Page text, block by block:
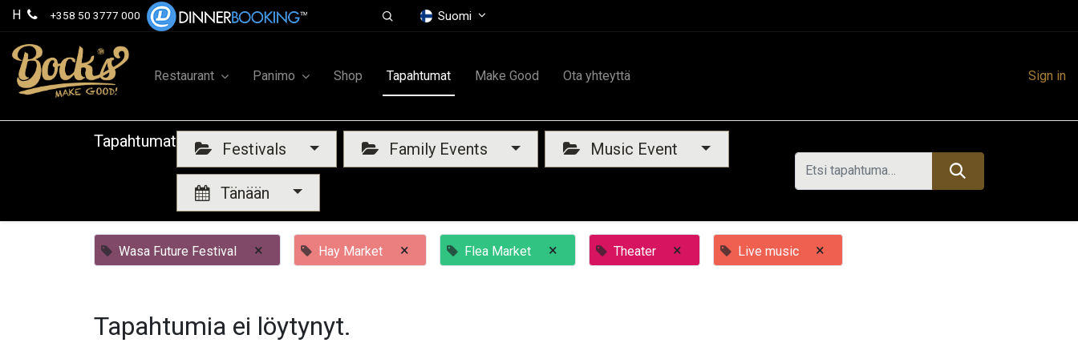
H +358 50 3777 000 Suomi
Restaurant Panimo Shop Tapahtumat Make Good Ota yhteyttä Sign in
Tapahtumat Festivals Family Events Music Event
Tänään
Wasa Future Festival × Hay Market × Flea Market × Theater × Live music ×
Tapahtumia ei löytynyt.